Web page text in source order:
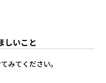
しいこと
みてください。